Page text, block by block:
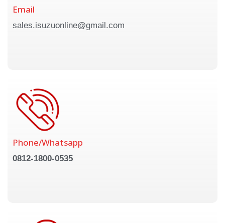
Email
sales.isuzuonline@gmail.com
Phone/Whatsapp
0812-1800-0535